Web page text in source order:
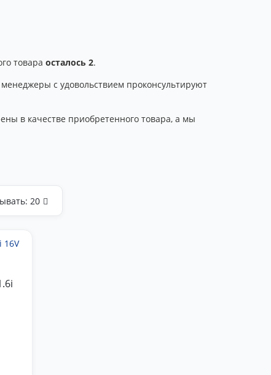
товара осталось 2.
с удовольствием проконсультируют
в качестве приобретенного товара, а мы
20